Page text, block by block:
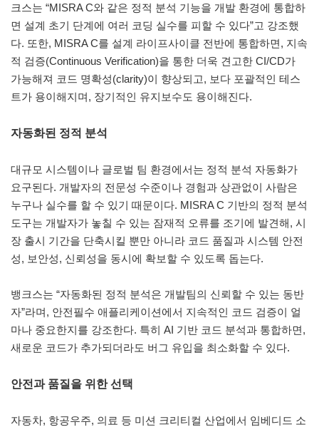
크스는 “MISRA C와 같은 정적 분석 기능을 개발 환경에 통합하
면 설계 초기 단계에 여러 코딩 실수를 피할 수 있다”고 강조했
다. 또한, MISRA C를 설계 라이프사이클 전반에 통합하면, 지속
적 검증(Continuous Verification)을 통한 더욱 견고한 CI/CD가
가능해져 코드 명확성(clarity)이 향상되고, 보다 포괄적인 테스
트가 용이해지며, 장기적인 유지보수도 용이해진다.
자동화된 정적 분석
대규모 시스템이나 글로벌 팀 환경에서는 정적 분석 자동화가
요구된다. 개발자의 전문성 수준이나 경험과 상관없이 사람은
누구나 실수를 할 수 있기 때문이다. MISRA C 기반의 정적 분석
도구는 개발자가 놓칠 수 있는 잠재적 오류를 조기에 발견해, 시
장 출시 기간을 단축시킬 뿐만 아니라 코드 품질과 시스템 안전
성, 보안성, 신뢰성을 동시에 확보할 수 있도록 돕는다.
뱅크스는 “자동화된 정적 분석은 개발팀의 신뢰할 수 있는 동반
자”라며, 안전필수 애플리케이션에서 지속적인 코드 검증이 얼
마나 중요한지를 강조한다. 특히 AI 기반 코드 분석과 통합하면,
새로운 코드가 추가되더라도 버그 유입을 최소화할 수 있다.
안전과 품질을 위한 선택
자동차, 항공우주, 의료 등 미션 크리티컬 산업에서 임베디드 소